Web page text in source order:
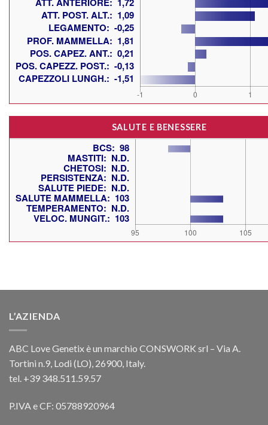
SALUTE E BENESSERE
L’AZIENDA
ABC Love Genetix è un marchio CONSWORK srl – Via A.
Tortini n.9, Lodi (LO), 26900, Italy.
tel. +39 348.511.59.57
P.IVA e CF: 05788920964